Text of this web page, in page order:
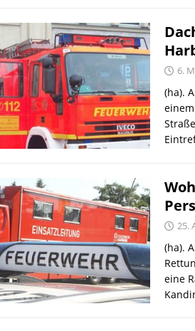
6.
(ha).
25.
(ha).
eine